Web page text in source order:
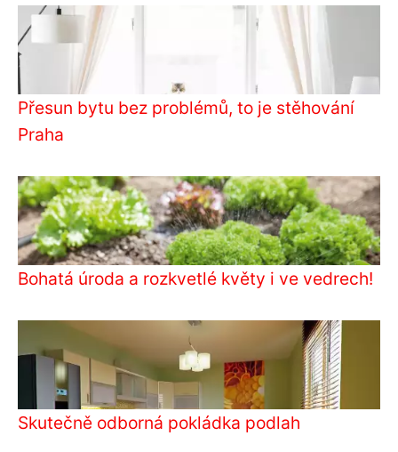
Přesun bytu bez problémů, to je stěhování
Praha
Bohatá úroda a rozkvetlé květy i ve vedrech!
Skutečně odborná pokládka podlah